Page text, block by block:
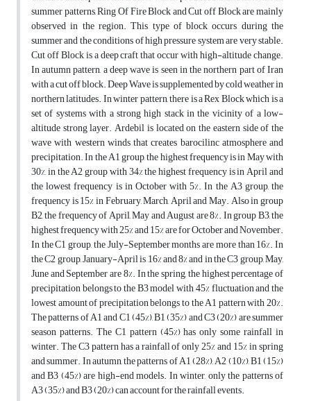
summer patterns, Ring Of Fire Block and Cut off Block are mainly
observed in the region. This type of block occurs during the
summer and the conditions of high pressure system are very stable.
Cut off Block is a deep craft that occur with high-altitude change.
In autumn pattern, a deep wave is seen in the northern part of Iran
with a cut off block. Deep Wave is supplemented by cold weather in
northern latitudes. In winter pattern, there is a Rex Block which is a
set of systems with a strong high stack in the vicinity of a low-
altitude strong layer. Ardebil is located on the eastern side of the
wave with western winds that creates barocilinc atmosphere and
precipitation. In the A1 group, the highest frequency is in May with
30%, in the A2 group with 34% the highest frequency is in April and
the lowest frequency is in October with 5%. In the A3 group, the
frequency is 15% in February, March, April and May. Also in group
B2, the frequency of April, May and August are 8%. In group B3, the
highest frequency with 25% and 15% are for October and November.
In the C1 group, the July-September months are more than 16%. In
the C2 group, January-April is 16% and 8% and in the C3 group, May,
June and September are 8%. In the spring, the highest percentage of
precipitation belongs to the B3 model with 45% fluctuation and the
lowest amount of precipitation belongs to the A1 pattern with 20%.
The patterns of A1 and C1 (45%), B1 (35%) and C3 (20%) are summer
season patterns. The C1 pattern (45%) has only some rainfall in
winter. The C3 pattern has a rainfall of only 25% and 15% in spring
and summer. In autumn, the patterns of A1 (28%), A2 (10%), B1 (15%)
and B3 (45%) are high-end models. In winter, only the patterns of
A3 (35%) and B3 (20%) can account for the rainfall events.